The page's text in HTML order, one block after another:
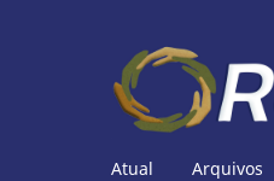
Atual Arquivos